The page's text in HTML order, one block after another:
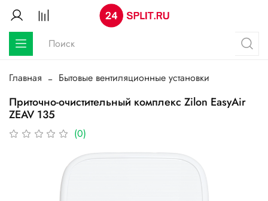
Главная Бытовые вентиляционные установки
Приточно-очистительный комплекс Zilon EasyAir
ZEAV 135
(0)